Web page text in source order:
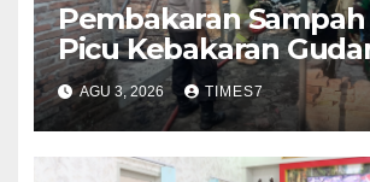
Pembakaran
Picu Kebakaran
Furniture di
AGU 3, 2026 TIMES7